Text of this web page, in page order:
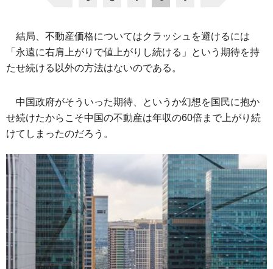
結局、不動産価格についてはクラッシュを避けるには
「永遠に右肩上がりで値上がりし続ける」という期待を持
たせ続ける以外の方法はないのである。
中国政府がそういった期待、というか幻想を国民に抱か
せ続けたからこそ中国の不動産は年収の60倍まで上がり続
けてしまったのだろう。